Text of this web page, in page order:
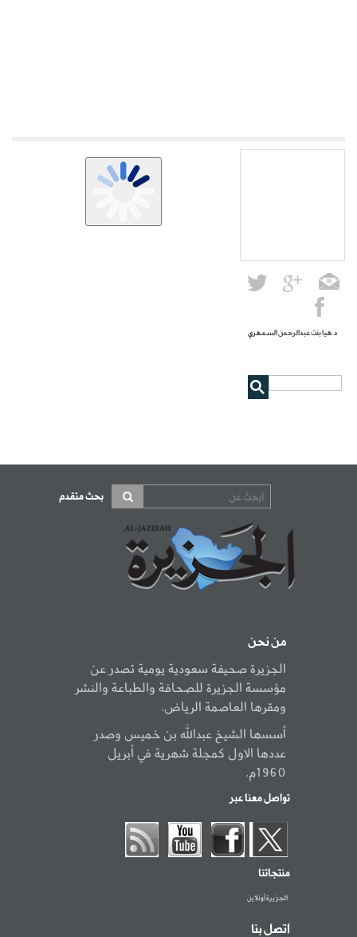
د. هيا بنت عبدالرحمن السمهري
بحث متقدم
من نحن
الجزيرة صحيفة سعودية يومية تصدر عن
مؤسسة الجزيرة للصحافة والطباعة والنشر
ومقرها العاصمة الرياض.
أسسها الشيخ عبدالله بن خميس وصدر
عددها الاول كمجلة شهرية في أبريل
1960م.
تواصل معنا عبر
منتجاتنا
الجزيرة أونلاين
اتصل بنا